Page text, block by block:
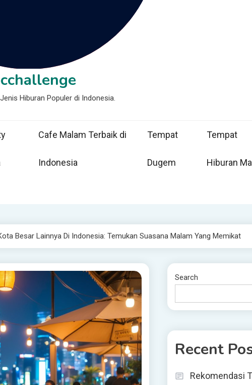
Hiburan Populer di Indonesia.
Cafe Malam Terbaik di
Indonesia
Tempat
Dugem
Tempat
Hiburan
Besar Lainnya Di Indonesia: Temukan Suasana Malam Yang Memikat
Search
Recent
Rekomendasi